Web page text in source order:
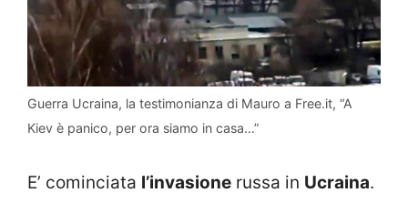
Guerra Ucraina, la testimonianza di Mauro a Free.it, “A
Kiev è panico, per ora siamo in casa…”
E’ cominciata l’invasione russa in Ucraina.